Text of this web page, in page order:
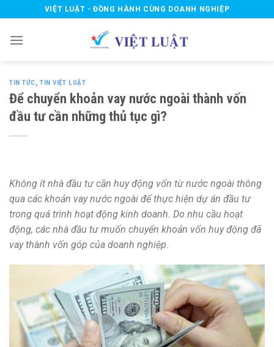
to
content
VIỆT LUẬT - ĐỒNG HÀNH CÙNG DOANH NGHIỆP
TIN TỨC,TIN VIỆT LUẬT
Để chuyển khoản vay nước ngoài thành vốn
đầu tư cần những thủ tục gì?
Không ít nhà đầu tư cần huy động vốn từ nước ngoài thông
qua các khoản vay nước ngoài để thực hiện dự án đầu tư
trong quá trình hoạt động kinh doanh. Do nhu cầu hoạt
động, các nhà đầu tư muốn chuyển khoản vốn huy động đã
vay thành vốn góp của doanh nghiệp.